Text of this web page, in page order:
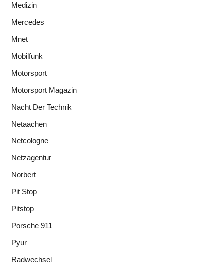
Medizin
Mercedes
Mnet
Mobilfunk
Motorsport
Motorsport Magazin
Nacht Der Technik
Netaachen
Netcologne
Netzagentur
Norbert
Pit Stop
Pitstop
Porsche 911
Pyur
Radwechsel